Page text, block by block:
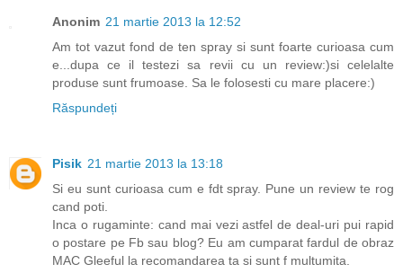
Anonim 21 martie 2013 la 12:52
Am tot vazut fond de ten spray si sunt foarte curioasa cum
e...dupa ce il testezi sa revii cu un review:)si celelalte
produse sunt frumoase. Sa le folosesti cu mare placere:)
Răspundeți
Pisik 21 martie 2013 la 13:18
Si eu sunt curioasa cum e fdt spray. Pune un review te rog
cand poti.
Inca o rugaminte: cand mai vezi astfel de deal-uri pui rapid
o postare pe Fb sau blog? Eu am cumparat fardul de obraz
MAC Gleeful la recomandarea ta si sunt f multumita.